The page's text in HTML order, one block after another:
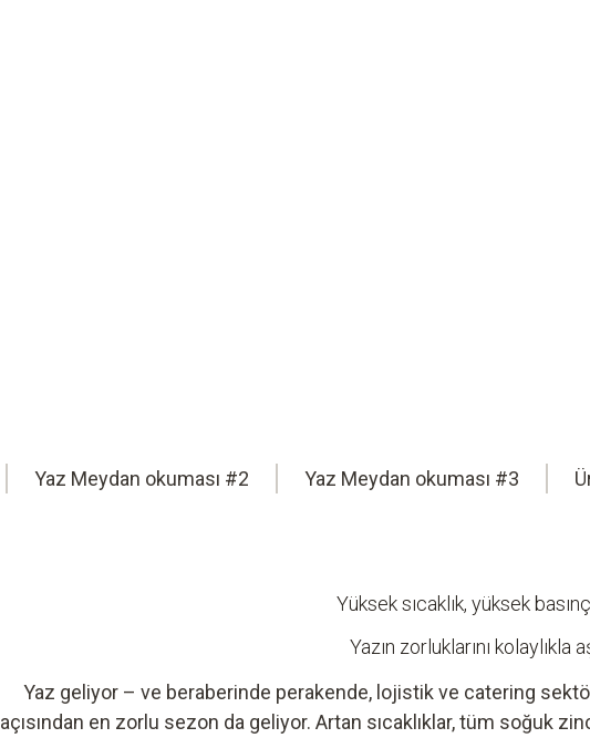
Yaz Meydan okuması #2 Yaz Meydan okuması #3
Yüksek sıcaklık, yüksek
Yazın zorluklarını kolaylıkla
Yaz geliyor – ve beraberinde perakende, lojistik ve catering
açısından en zorlu sezon da geliyor. Artan sıcaklıklar, tüm soğuk